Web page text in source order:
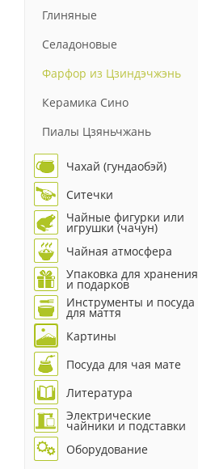
Глиняные
Селадоновые
Фарфор из Цзиндэчжэнь
Керамика Сино
Пиалы Цзяньчжань
Чахай (гундаобэй)
Ситечки
Чайные фигурки или
игрушки (чачун)
Чайная атмосфера
Упаковка для хранения
и подарков
Инструменты и посуда
для маття
Картины
Посуда для чая мате
Литература
Электрические
чайники и подставки
Оборудование